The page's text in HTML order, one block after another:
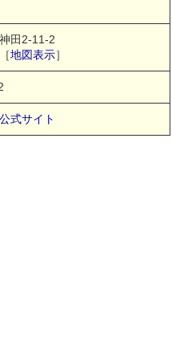
田2-11-2
地図表示］
式サイト